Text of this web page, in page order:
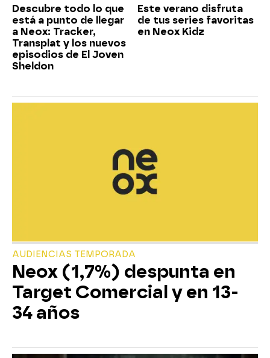
Descubre todo lo que
está a punto de llegar
a Neox: Tracker,
Transplat y los nuevos
episodios de El Joven
Sheldon
Este verano disfruta
de tus series favoritas
en Neox Kidz
AUDIENCIAS TEMPORADA
Neox (1,7%) despunta en
Target Comercial y en 13-
34 años